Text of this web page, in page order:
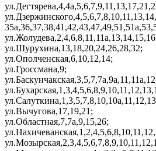
ул.Шурухина,13,18,20,24,26,28,32;
ул.Ополченская,6,10,12,14;
ул.Гроссмана,9;
ул.Вычугова,17,19,21;
ул.Областная,7,7а,9,15,26;